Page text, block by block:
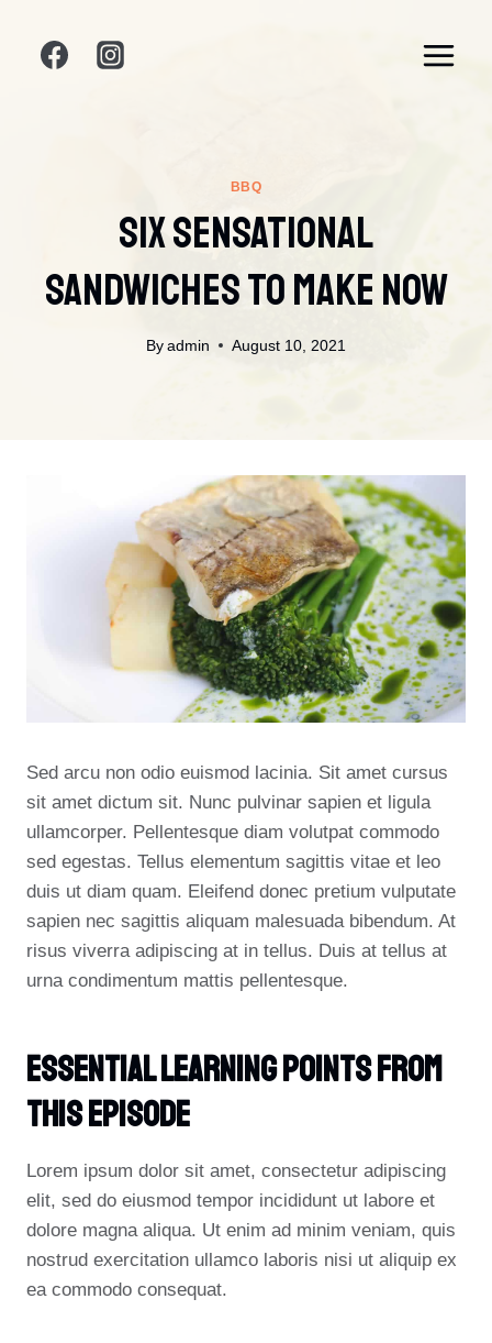
content
BBQ
Six Sensational
Sandwiches To Make Now
By admin August 10, 2021
Sed arcu non odio euismod lacinia. Sit amet cursus
sit amet dictum sit. Nunc pulvinar sapien et ligula
ullamcorper. Pellentesque diam volutpat commodo
sed egestas. Tellus elementum sagittis vitae et leo
duis ut diam quam. Eleifend donec pretium vulputate
sapien nec sagittis aliquam malesuada bibendum. At
risus viverra adipiscing at in tellus. Duis at tellus at
urna condimentum mattis pellentesque.
Essential Learning Points From
This Episode
Lorem ipsum dolor sit amet, consectetur adipiscing
elit, sed do eiusmod tempor incididunt ut labore et
dolore magna aliqua. Ut enim ad minim veniam, quis
nostrud exercitation ullamco laboris nisi ut aliquip ex
ea commodo consequat.